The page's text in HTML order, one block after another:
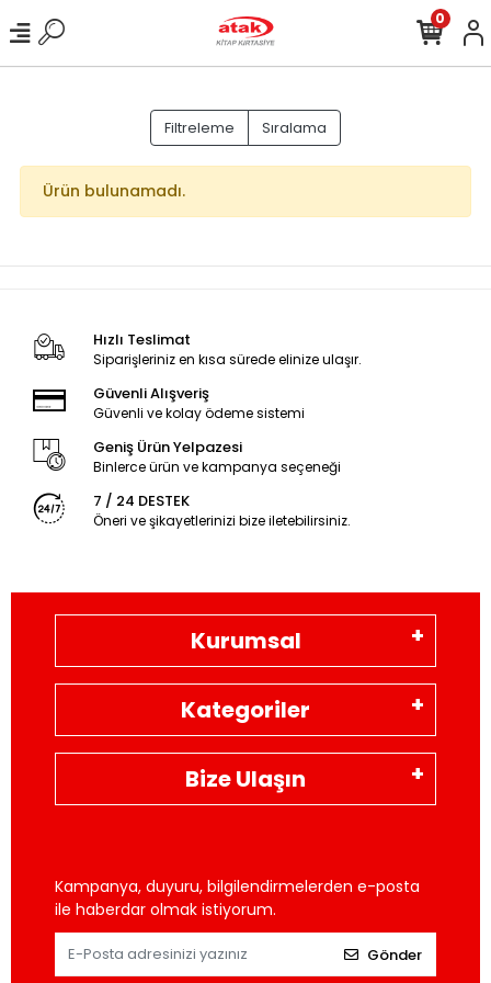
0
Filtreleme Sıralama
Ürün bulunamadı.
Hızlı Teslimat
Siparişleriniz en kısa sürede elinize ulaşır.
Güvenli Alışveriş
Güvenli ve kolay ödeme sistemi
Geniş Ürün Yelpazesi
Binlerce ürün ve kampanya seçeneği
7 / 24 DESTEK
Öneri ve şikayetlerinizi bize iletebilirsiniz.
Kurumsal
Kategoriler
Bize Ulaşın
Kampanya, duyuru, bilgilendirmelerden e-posta
ile haberdar olmak istiyorum.
Gönder